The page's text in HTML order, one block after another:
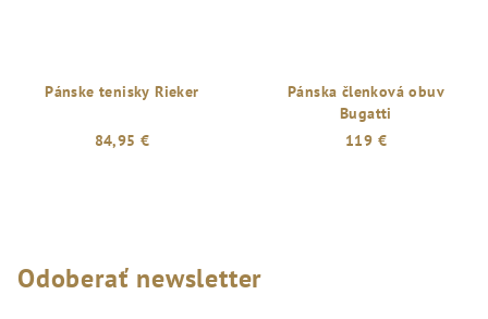
Pánske tenisky Rieker
84,95 €
Pánska členková obuv
Bugatti
119 €
Odoberať newsletter